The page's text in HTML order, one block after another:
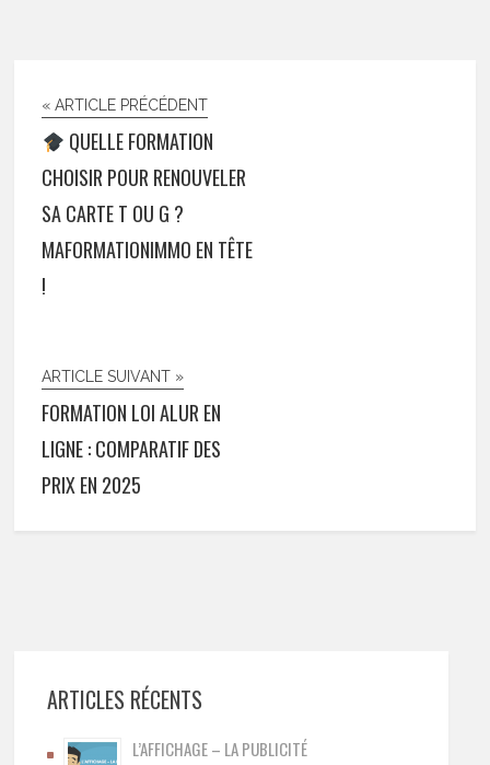
« ARTICLE PRÉCÉDENT
QUELLE FORMATION
CHOISIR POUR RENOUVELER
SA CARTE T OU G ?
MAFORMATIONIMMO EN TÊTE
!
ARTICLE SUIVANT »
FORMATION LOI ALUR EN
LIGNE : COMPARATIF DES
PRIX EN 2025
ARTICLES RÉCENTS
L’AFFICHAGE – LA PUBLICITÉ